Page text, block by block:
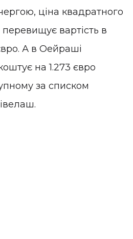
ціна квадратного
вартість в
А в Оейраші
на 1.273 євро
за списком